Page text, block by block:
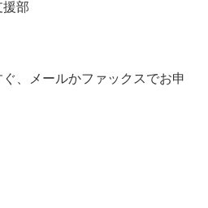
部
、メールかファックスでお申